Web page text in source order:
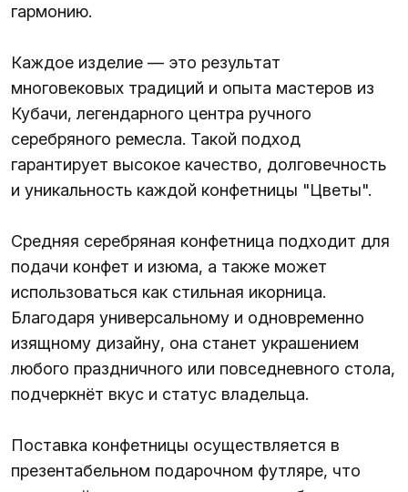
гармонию.
Каждое изделие — это результат
многовековых традиций и опыта мастеров из
Кубачи, легендарного центра ручного
серебряного ремесла. Такой подход
гарантирует высокое качество, долговечность
и уникальность каждой конфетницы "Цветы".
Средняя серебряная конфетница подходит для
подачи конфет и изюма, а также может
использоваться как стильная икорница.
Благодаря универсальному и одновременно
изящному дизайну, она станет украшением
любого праздничного или повседневного стола,
подчеркнёт вкус и статус владельца.
Поставка конфетницы осуществляется в
презентабельном подарочном футляре, что